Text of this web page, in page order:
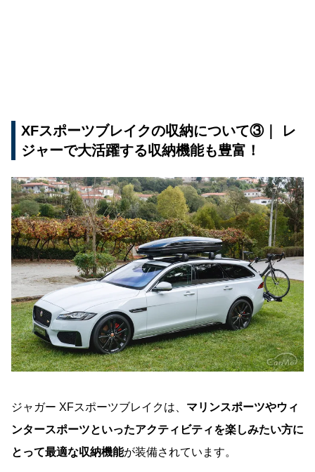
XFスポーツブレイクの収納について③｜ レ
ジャーで大活躍する収納機能も豊富！
ジャガー XFスポーツブレイクは、 マリンスポーツやウィ
ンタースポーツといったアクティビティを楽しみたい方に
とって最適な収納機能が装備されています。